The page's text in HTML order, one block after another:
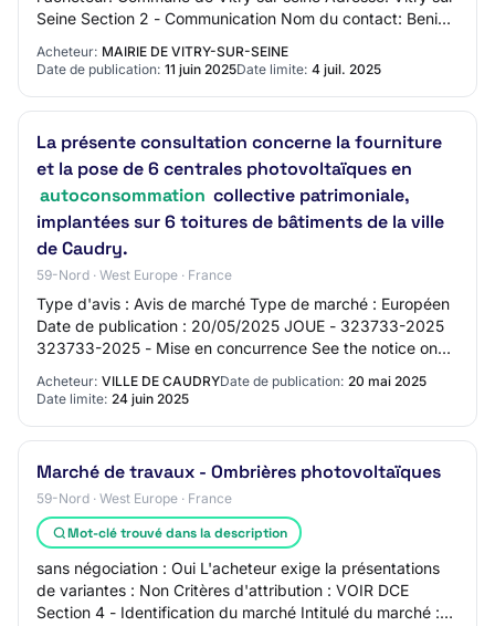
Seine Section 2 - Communication Nom du contact: Beni
Acheteur: MAIRIE DE VITRY-SUR-SEINE
Date de publication: 11 juin 2025Date limite: 4 juil. 2025
La présente consultation concerne la fourniture
et la pose de 6 centrales photovoltaïques en
autoconsommation collective patrimoniale,
implantées sur 6 toitures de bâtiments de la ville
de Caudry.
59-Nord · West Europe · France
Type d'avis : Avis de marché Type de marché : Européen
Date de publication : 20/05/2025 JOUE - 323733-2025
323733-2025 - Mise en concurrence See the notice on
Acheteur: VILLE DE CAUDRYDate de publication: 20 mai 2025
Date limite: 24 juin 2025
Marché de travaux - Ombrières photovoltaïques
59-Nord · West Europe · France
Mot-clé trouvé dans la description
sans négociation : Oui L'acheteur exige la présentations
de variantes : Non Critères d'attribution : VOIR DCE
Section 4 - Identification du marché Intitulé du marché :